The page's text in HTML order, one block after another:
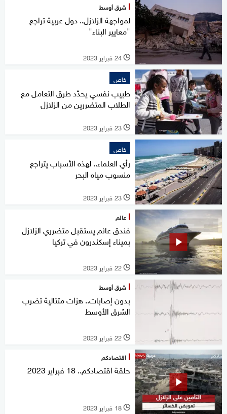
شرق أوسط
لمواجهة الزلازل.. دول عربية تراجع
"معايير البناء"
l 24 فبراير 2023
خاص
طبيب نفسي يحدّد طرق التعامل مع
الطلاب المتضررين من الزلازل
l 23 فبراير 2023
خاص
رأي العلماء.. لهذه الأسباب يتراجع
منسوب مياه البحر
l 23 فبراير 2023
عالم
فندق عائم يستقبل متضرري الزلازل
بميناء إسكندرون في تركيا
l 22 فبراير 2023
شرق أوسط
بدون إصابات.. هزات متتالية تضرب
الشرق الأوسط
l 22 فبراير 2023
اقتصادكم
حلقة اقتصادكم.. 18 فبراير 2023
l 18 فبراير 2023